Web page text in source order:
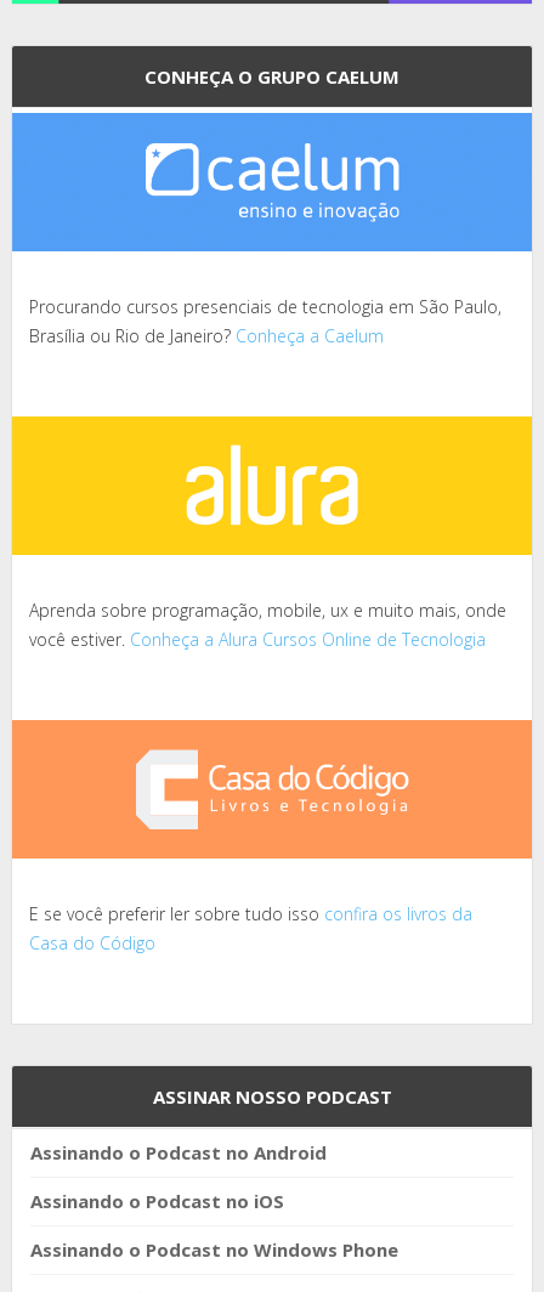
CONHEÇA O GRUPO CAELUM
Procurando cursos presenciais de tecnologia em São Paulo,
Brasília ou Rio de Janeiro? Conheça a Caelum
Aprenda sobre programação, mobile, ux e muito mais, onde
você estiver. Conheça a Alura Cursos Online de Tecnologia
E se você preferir ler sobre tudo isso confira os livros da
Casa do Código
ASSINAR NOSSO PODCAST
Assinando o Podcast no Android
Assinando o Podcast no iOS
Assinando o Podcast no Windows Phone